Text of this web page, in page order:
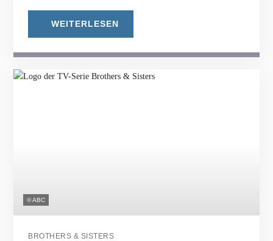
WEITERLESEN
© ABC
BROTHERS & SISTERS